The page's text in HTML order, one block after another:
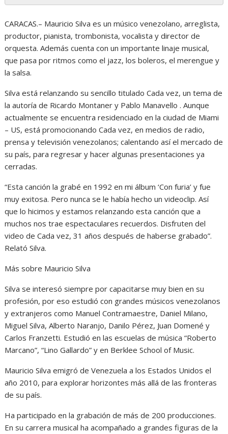
CARACAS.– Mauricio Silva es un músico venezolano, arreglista,
productor, pianista, trombonista, vocalista y director de
orquesta. Además cuenta con un importante linaje musical,
que pasa por ritmos como el jazz, los boleros, el merengue y
la salsa.
Silva está relanzando su sencillo titulado Cada vez, un tema de
la autoría de Ricardo Montaner y Pablo Manavello . Aunque
actualmente se encuentra residenciado en la ciudad de Miami
– US, está promocionando Cada vez, en medios de radio,
prensa y televisión venezolanos; calentando así el mercado de
su país, para regresar y hacer algunas presentaciones ya
cerradas.
“Esta canción la grabé en 1992 en mi álbum ‘Con furia’ y fue
muy exitosa. Pero nunca se le había hecho un videoclip. Así
que lo hicimos y estamos relanzando esta canción que a
muchos nos trae espectaculares recuerdos. Disfruten del
video de Cada vez, 31 años después de haberse grabado”.
Relató Silva.
Más sobre Mauricio Silva
Silva se interesó siempre por capacitarse muy bien en su
profesión, por eso estudió con grandes músicos venezolanos
y extranjeros como Manuel Contramaestre, Daniel Milano,
Miguel Silva, Alberto Naranjo, Danilo Pérez, Juan Domené y
Carlos Franzetti. Estudió en las escuelas de música “Roberto
Marcano”, “Lino Gallardo” y en Berklee School of Music.
Mauricio Silva emigró de Venezuela a los Estados Unidos el
año 2010, para explorar horizontes más allá de las fronteras
de su país.
Ha participado en la grabación de más de 200 producciones.
En su carrera musical ha acompañado a grandes figuras de la